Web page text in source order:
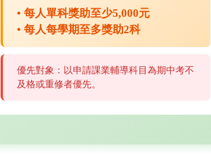
• 每人單科獎助至少5,000元
• 每人每學期至多獎助2科
優先對象：以申請課業輔導科目為期中考不
及格或重修者優先。